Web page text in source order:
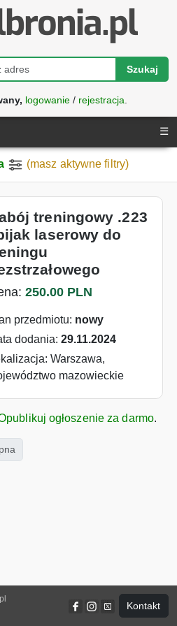
Szukaj
logowanie/ rejestracja
☰
(masz aktywne filtry)
treningowy .223
laserowy do
250.00 PLN
przedmiotu: nowy
dodania: 29.11.2024
Warszawa,
mazowieckie
ogłoszenie za darmo.
Kontakt